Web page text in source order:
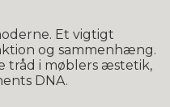
Et vigtigt
og sammenhæng.
tråd i møblers æstetik,
DNA.